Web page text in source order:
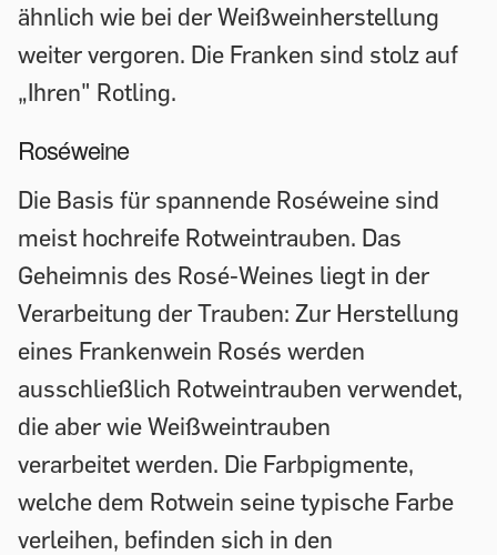
ähnlich wie bei der Weißweinherstellung
weiter vergoren. Die Franken sind stolz auf
„Ihren" Rotling.
Roséweine
Die Basis für spannende Roséweine sind
meist hochreife Rotweintrauben. Das
Geheimnis des Rosé-Weines liegt in der
Verarbeitung der Trauben: Zur Herstellung
eines Frankenwein Rosés werden
ausschließlich Rotweintrauben verwendet,
die aber wie Weißweintrauben
verarbeitet werden. Die Farbpigmente,
welche dem Rotwein seine typische Farbe
verleihen, befinden sich in den